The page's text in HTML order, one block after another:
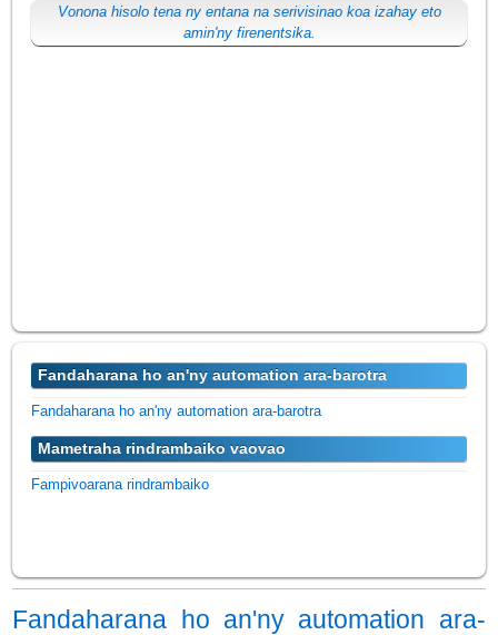
Vonona hisolo tena ny entana na serivisinao koa izahay eto
amin'ny firenentsika.
Fandaharana ho an'ny automation ara-barotra
Fandaharana ho an'ny automation ara-barotra
Mametraha rindrambaiko vaovao
Fampivoarana rindrambaiko
Fandaharana ho an'ny automation ara-